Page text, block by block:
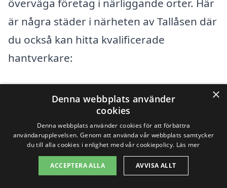
överväga företag i närliggande orter. Här
är några städer i närheten av Tallåsen där
du också kan hitta kvalificerade
hantverkare:
Järvsö
Delsbo
×
Denna webbplats använder
cookies
Denna webbplats använder cookies för att förbättra
användarupplevelsen. Genom att använda vår webbplats samtycker
du till alla cookies i enlighet med vår cookiepolicy. Läs mer
ACCEPTERA ALLA AVVISA ALLT